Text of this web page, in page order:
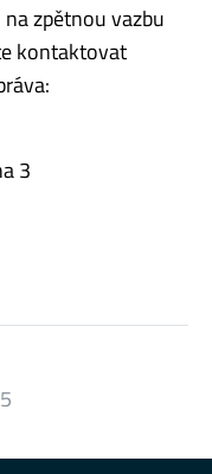
zpětnou vazbu
kontaktovat
3